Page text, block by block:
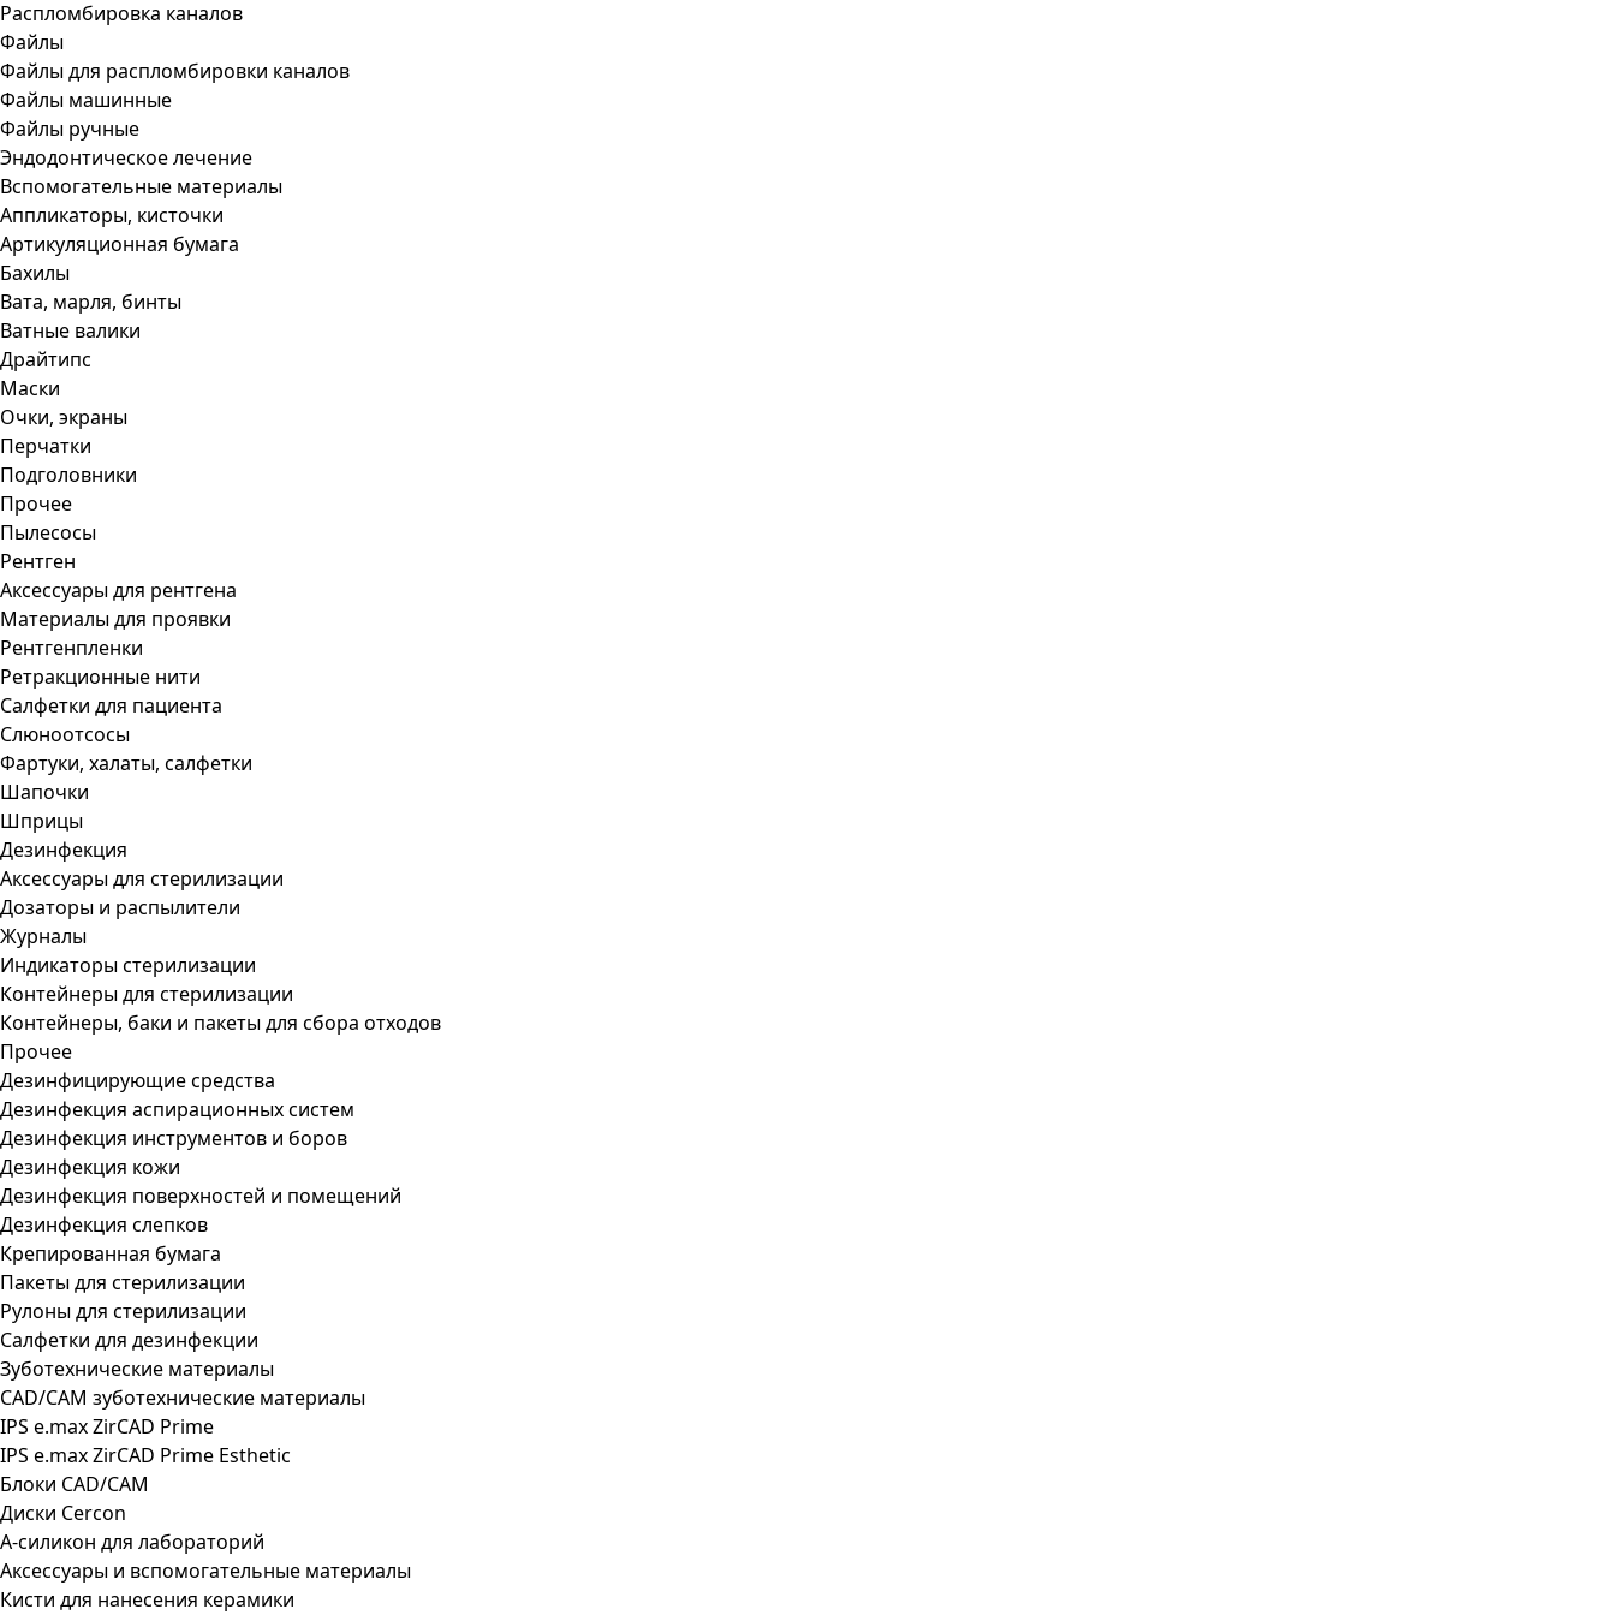
Распломбировка каналов
Файлы
Файлы для распломбировки каналов
Файлы машинные
Файлы ручные
Эндодонтическое лечение
Вспомогательные материалы
Аппликаторы, кисточки
Артикуляционная бумага
Бахилы
Вата, марля, бинты
Ватные валики
Драйтипс
Маски
Очки, экраны
Перчатки
Подголовники
Прочее
Пылесосы
Рентген
Аксессуары для рентгена
Материалы для проявки
Рентгенпленки
Ретракционные нити
Салфетки для пациента
Слюноотсосы
Фартуки, халаты, салфетки
Шапочки
Шприцы
Дезинфекция
Аксессуары для стерилизации
Дозаторы и распылители
Журналы
Индикаторы стерилизации
Контейнеры для стерилизации
Контейнеры, баки и пакеты для сбора отходов
Прочее
Дезинфицирующие средства
Дезинфекция аспирационных систем
Дезинфекция инструментов и боров
Дезинфекция кожи
Дезинфекция поверхностей и помещений
Дезинфекция слепков
Крепированная бумага
Пакеты для стерилизации
Рулоны для стерилизации
Салфетки для дезинфекции
Зуботехнические материалы
CAD/CAM зуботехнические материалы
IPS e.max ZirCAD Prime
IPS e.max ZirCAD Prime Esthetic
Блоки CAD/CAM
Диски Cercon
А-силикон для лабораторий
Аксессуары и вспомогательные материалы
Кисти для нанесения керамики